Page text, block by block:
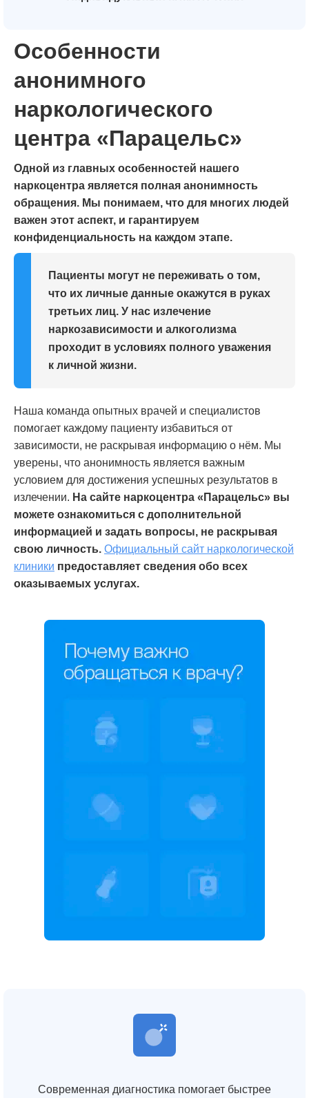
Особенности
анонимного
наркологического
центра «Парацельс»
Одной из главных особенностей нашего
наркоцентра является полная анонимность
обращения. Мы понимаем, что для многих людей
важен этот аспект, и гарантируем
конфиденциальность на каждом этапе.
Пациенты могут не переживать о том,
что их личные данные окажутся в руках
третьих лиц. У нас излечение
наркозависимости и алкоголизма
проходит в условиях полного уважения
к личной жизни.
Наша команда опытных врачей и специалистов
помогает каждому пациенту избавиться от
зависимости, не раскрывая информацию о нём. Мы
уверены, что анонимность является важным
условием для достижения успешных результатов в
излечении. На сайте наркоцентра «Парацельс» вы
можете ознакомиться с дополнительной
информацией и задать вопросы, не раскрывая
свою личность. Официальный сайт наркологической
клиники предоставляет сведения обо всех
оказываемых услугах.
Современная диагностика помогает быстрее